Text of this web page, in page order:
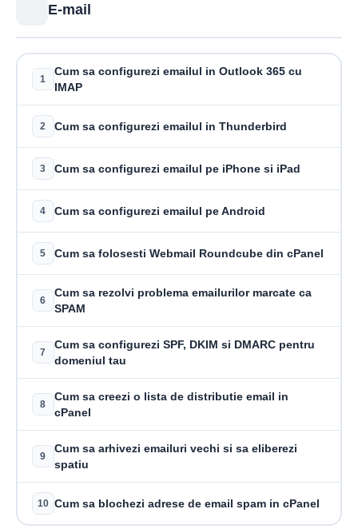
E-mail
1
Cum sa configurezi emailul in Outlook 365 cu
IMAP
2 Cum sa configurezi emailul in Thunderbird
3 Cum sa configurezi emailul pe iPhone si iPad
4 Cum sa configurezi emailul pe Android
5 Cum sa folosesti Webmail Roundcube din cPanel
6
Cum sa rezolvi problema emailurilor marcate ca
SPAM
7
Cum sa configurezi SPF, DKIM si DMARC pentru
domeniul tau
8
Cum sa creezi o lista de distributie email in
cPanel
9
Cum sa arhivezi emailuri vechi si sa eliberezi
spatiu
10 Cum sa blochezi adrese de email spam in cPanel